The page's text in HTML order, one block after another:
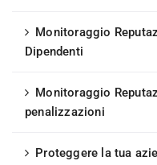
Monitoraggio
Dipendenti
Monitoraggio
penalizzazioni
Proteggere la tua